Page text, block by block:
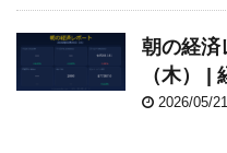
朝の経済
（木） |
2026/05/